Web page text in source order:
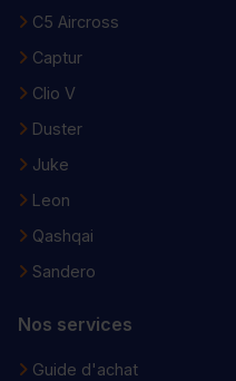
C5 Aircross
Captur
Clio V
Duster
Juke
Leon
Qashqai
Sandero
Nos services
Guide d'achat